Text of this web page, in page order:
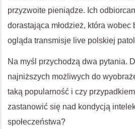
przyzwoite pieniądze. Ich
dorastająca młodzież, która
ogląda transmisje live polskiej
Na myśl przychodzą dwa pytania.
najniższych możliwych do
taką popularność i czy
zastanowić się nad kondycją
społeczeństwa?